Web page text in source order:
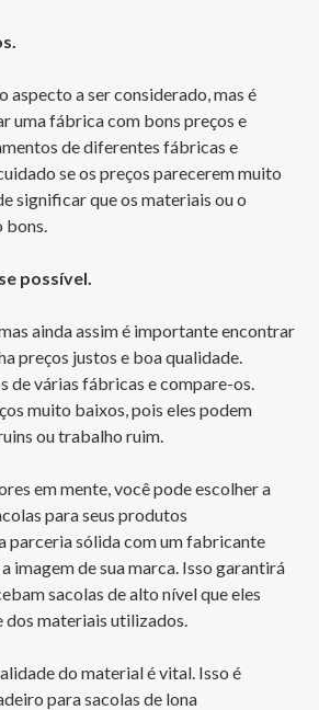
aspecto a ser considerado, mas é
uma fábrica com bons preços e
de diferentes fábricas e
se os preços parecerem muito
significar que os materiais ou o
possível.
ainda assim é importante encontrar
preços justos e boa qualidade.
de várias fábricas e compare-os.
muito baixos, pois eles podem
ou trabalho ruim.
em mente, você pode escolher a
para seus produtos
parceria sólida com um fabricante
imagem de sua marca. Isso garantirá
sacolas de alto nível que eles
materiais utilizados.
do material é vital. Isso é
para sacolas de lona